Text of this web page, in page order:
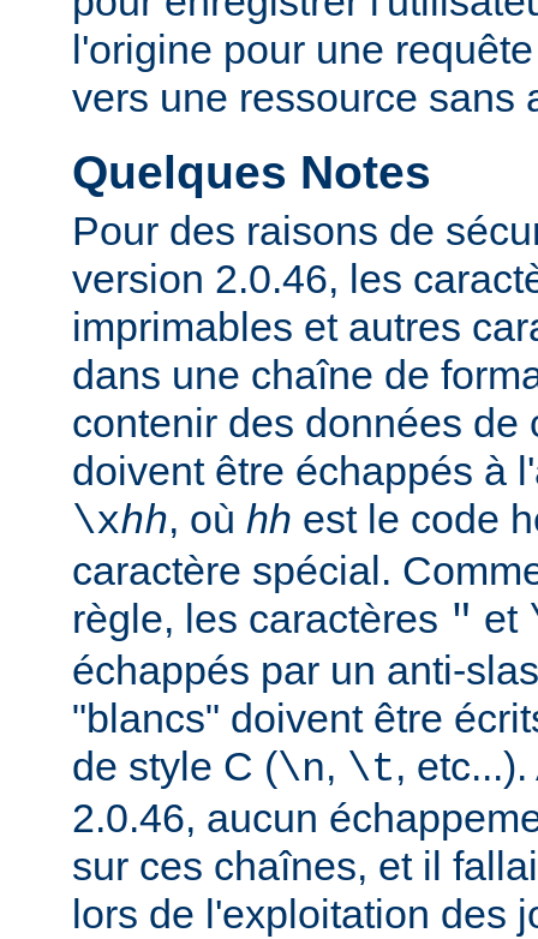
l'origine pour une
vers une ressource sans
Quelques Notes
Pour des raisons de
version 2.0.46, les
imprimables et autres
dans une chaîne de
contenir des données de
doivent être échappés à
\xhh, où hh est le code
caractère spécial.
règle, les caractères " et
échappés par un anti-
"blancs" doivent être
de style C (\n, \t,
2.0.46, aucun
sur ces chaînes, et il
lors de l'exploitation des